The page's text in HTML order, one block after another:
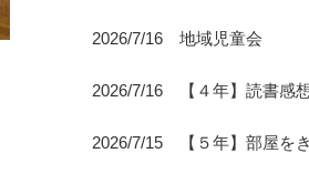
2026/7/16 地域児童会
2026/7/16 【４年】読書感
2026/7/15 【５年】部屋を